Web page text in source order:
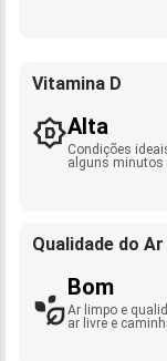
Vitamina D
Alta
Condições
alguns minutos
Qualidade do Ar
Bom
Ar limpo e
ar livre e